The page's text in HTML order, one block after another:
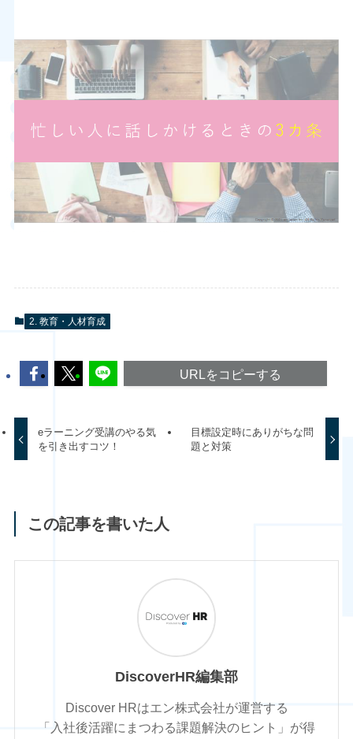
2. 教育・人材育成
URLをコピーする
eラーニング受講のやる気
を引き出すコツ！
目標設定時にありがちな問
題と対策
この記事を書いた人
DiscoverHR編集部
Discover HRはエン株式会社が運営する
「入社後活躍にまつわる課題解決のヒント」が得